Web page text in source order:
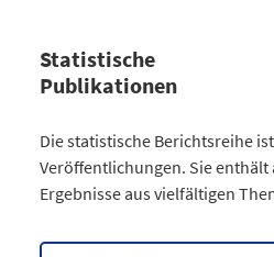
Statistische
Publikationen
Kategorie
Anzahl
Bevölkerung 30
Gesellschaft 64
Die statistische Berichtsreihe
Veröffentlichungen. Sie
Ergebnisse aus vielfältigen